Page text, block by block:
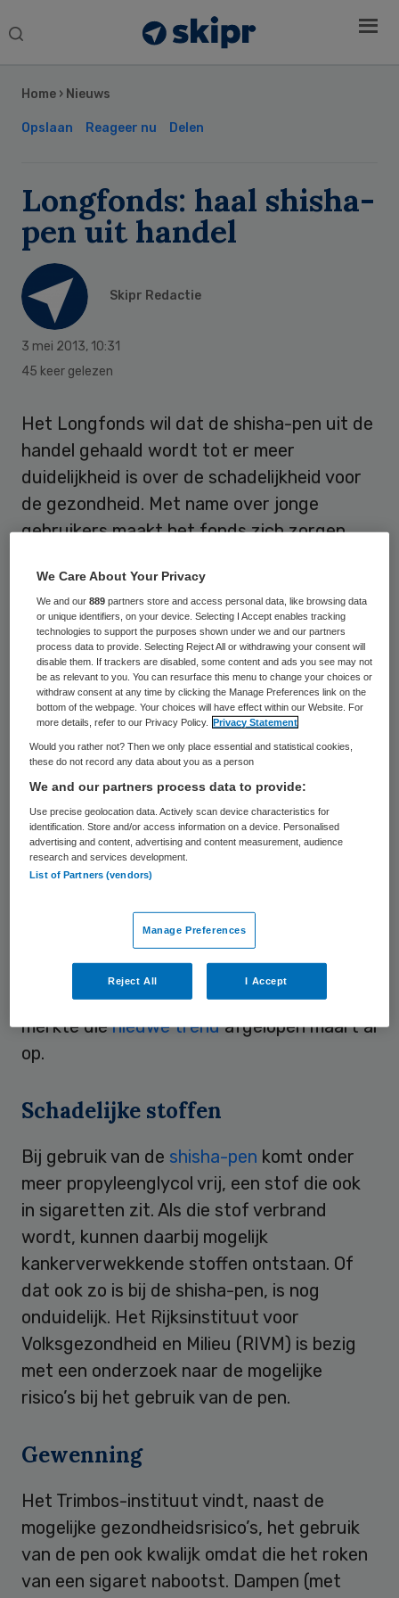
Search
Home › Nieuws
Opslaan Reageer nu Delen
Longfonds: haal shisha-
pen uit handel
Skipr Redactie
3 mei 2013, 10:31
45 keer gelezen
Het Longfonds wil dat de shisha-pen uit de
handel gehaald wordt tot er meer
duidelijkheid is over de schadelijkheid voor
de gezondheid. Met name over jonge
gebruikers maakt het fonds zich zorgen.
HetLongfondsreageert daarmee op een
oproep van hetTrimbos-instituut. Dat
adviseerde vrijdag om de Shisha-pen niet
meer te gebruiken zolang niet duidelijk is of
de kleine waterpijp schade voor de
gezondheid kan veroorzaken. De Shisha-
pen is een kleine waterpijp in de vorm van
een pen.
Oefensigaret
“We horen links en rechts dat deze
een woordvoerder van het Longfonds. Ook
het Trimbos-instituut heeft signalen
gehoord dat de pen populair is onder
schoolgaande kinderen en jongeren. Stivoro
merkte dienieuwe trendafgelopen maart al
op.
Schadelijke stoffen
Bij gebruik van de shisha-pen komt onder
meer propyleenglycol vrij, een stof die ook
in sigaretten zit. Als die stof verbrand
wordt, kunnen daarbij mogelijk
kankerverwekkende stoffen ontstaan. Of
dat ook zo is bij de shisha-pen, is nog
onduidelijk. Het Rijksinstituut voor
Volksgezondheid en Milieu (RIVM) is bezig
met een onderzoek naar de mogelijke
risico’s bij het gebruik van de pen.
Gewenning
Het Trimbos-instituut vindt, naast de
mogelijke gezondheidsrisico’s, het gebruik
van de pen ook kwalijk omdat die het roken
van een sigaret nabootst. Dampen (met
Sidebar
We Care About Your Privacy
We and our889 partners store and access personal data, like browsing data
or unique identifiers, on your device. Selecting I Accept enables tracking
technologies to support the purposes shown under we and our partners
process data to provide. Selecting Reject All or withdrawing your consent will
disable them. If trackers are disabled, some content and ads you see may not
be as relevant to you. You can resurface this menu to change your choices or
withdraw consent at any time by clicking the Manage Preferences link on the
bottom of the webpage. Your choices will have effect within our Website. For
more details, refer to our Privacy Policy.
Privacy Statement
Would you rather not? Then we only place essential and statistical cookies,
these do not record any data about you as a person
We and our partners process data to provide:
Use precise geolocation data. Actively scan device characteristics for
identification. Store and/or access information on a device. Personalised
advertising and content, advertising and content measurement, audience
research and services development.
List of Partners (vendors)
Manage Preferences
Reject All I Accept